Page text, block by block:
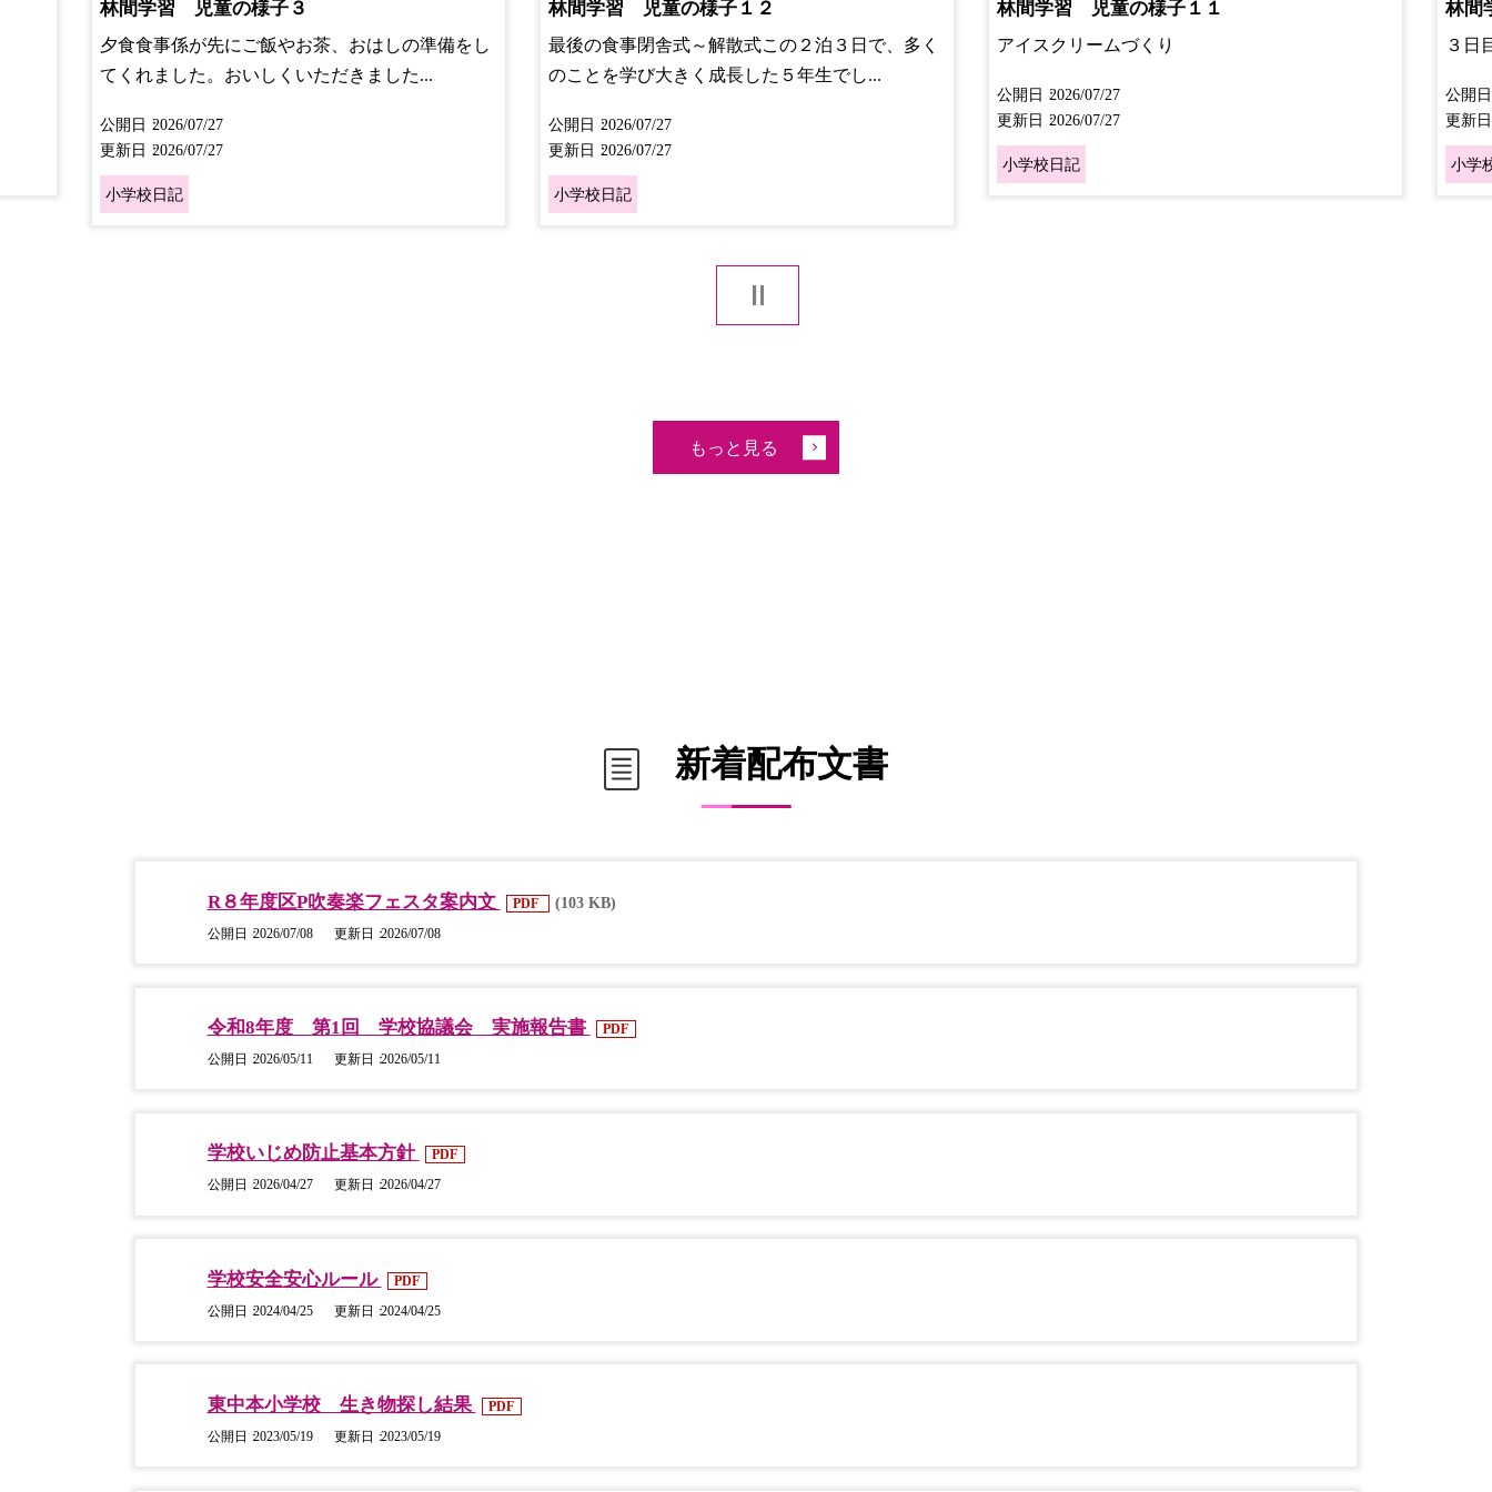
林間学習 児童の様子３
夕食食事係が先にご飯やお茶、おはしの準備をし
てくれました。おいしくいただきました...
公開日 2026/07/27
更新日 2026/07/27
小学校日記
林間学習 児童の様子１２
最後の食事閉舎式～解散式この２泊３日で、多く
のことを学び大きく成長した５年生でし...
公開日 2026/07/27
更新日 2026/07/27
小学校日記
林間学習 児童の様子１１
アイスクリームづくり
公開日 2026/07/27
更新日 2026/07/27
小学校日記
林間
３日
公開日
更新日
小学
もっと見る
新着配布文書
R８年度区P吹奏楽フェスタ案内文 PDF (103 KB)
公開日 2026/07/08 更新日 2026/07/08
令和8年度 第1回 学校協議会 実施報告書
PDF
公開日 2026/05/11 更新日 2026/05/11
学校いじめ防止基本方針
PDF
公開日 2026/04/27 更新日 2026/04/27
学校安全安心ルール
PDF
公開日 2024/04/25 更新日 2024/04/25
東中本小学校 生き物探し結果
PDF
公開日 2023/05/19 更新日 2023/05/19